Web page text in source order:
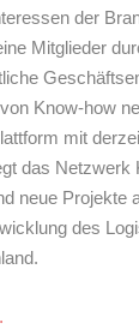
der
Mitglieder
Know-how
mit
das Netzwerk
neue Projekte
des